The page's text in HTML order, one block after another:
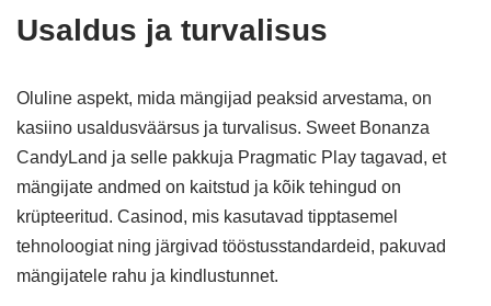
Usaldus ja turvalisus
Oluline aspekt, mida mängijad peaksid arvestama, on
kasiino usaldusväärsus ja turvalisus. Sweet Bonanza
CandyLand ja selle pakkuja Pragmatic Play tagavad, et
mängijate andmed on kaitstud ja kõik tehingud on
krüpteeritud. Casinod, mis kasutavad tipptasemel
tehnoloogiat ning järgivad tööstusstandardeid, pakuvad
mängijatele rahu ja kindlustunnet.